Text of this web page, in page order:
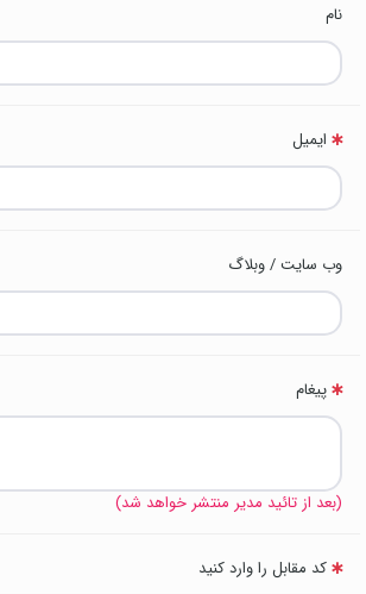
نام
ایمیل
وب سایت / وبلاگ
پیغام
(بعد از تائید مدیر منتشر خواهد شد)
کد مقابل را وارد کنید